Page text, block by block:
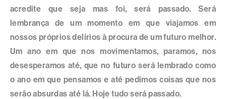
acredite que seja mas foi, será passado. Será
lembrança de um momento em que viajamos em
nossos próprios delírios à procura de um futuro melhor.
Um ano em que nos movimentamos, paramos, nos
desesperamos até, que no futuro será lembrado como
o ano em que pensamos e até pedimos coisas que nos
serão absurdas até lá. Hoje tudo será passado.